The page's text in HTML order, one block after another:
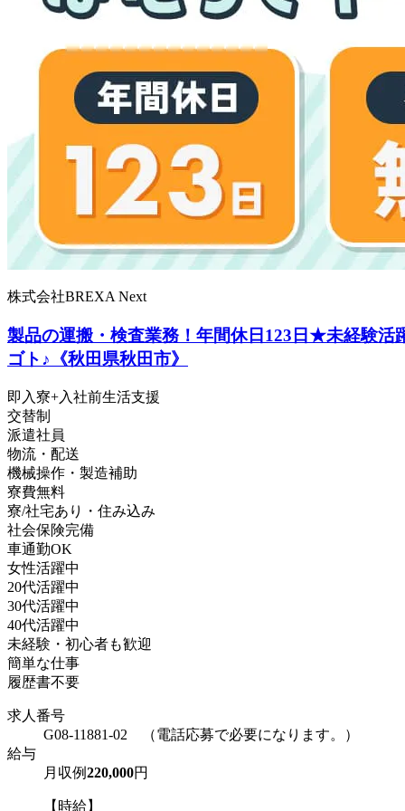
株式会社BREXA Next
製品の運搬・検査業務！年間休日123日★未経験
ゴト♪《秋田県秋田市》
即入寮+入社前生活支援
交替制
派遣社員
物流・配送
機械操作・製造補助
寮費無料
寮/社宅あり・住み込み
社会保険完備
車通勤OK
女性活躍中
20代活躍中
30代活躍中
40代活躍中
未経験・初心者も歓迎
簡単な仕事
履歴書不要
求人番号
G08-11881-02 （電話応募で必要になります。）
給与
月収例220,000円
【時給】